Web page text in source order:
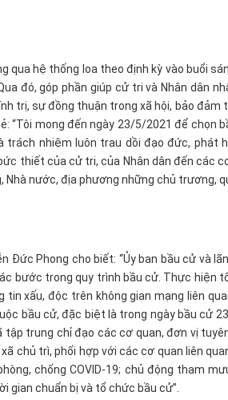
hệ thống loa theo định kỳ vào buổi
đó, góp phần giúp cử tri và Nhân dân
trị, sự đồng thuận trong xã hội, bảo đảm
“Tôi mong đến ngày 23/5/2021 để chọn
trách nhiệm luôn trau dồi đạo đức, phát
thiết của cử tri, của Nhân dân đến các
nước, địa phương những chủ trương,
Đức Phong cho biết: “Ủy ban bầu cử và
bước trong quy trình bầu cử. Thực hiện
xấu, độc trên không gian mạng liên
bầu cử, đặc biệt là trong ngày bầu cử
tập trung chỉ đạo các cơ quan, đơn vị
chủ trì, phối hợp với các cơ quan liên
chống COVID-19; chủ động tham
gian chuẩn bị và tổ chức bầu cử”.